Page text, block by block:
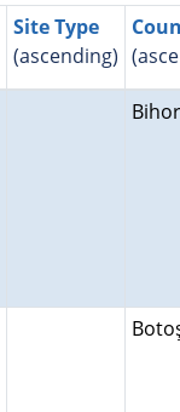
Site Type
(ascending)